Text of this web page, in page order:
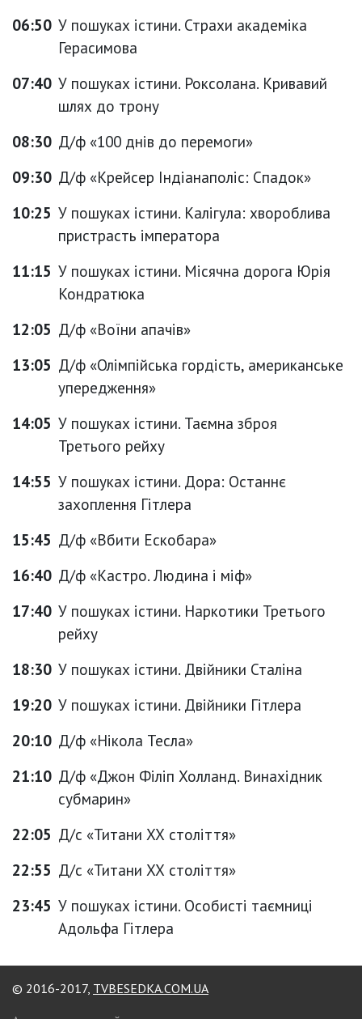
06:50 У пошуках істини. Страхи академіка
Герасимова
07:40 У пошуках істини. Роксолана. Кривавий
шлях до трону
08:30 Д/ф «100 днів до перемоги»
09:30 Д/ф «Крейсер Індіанаполіс: Спадок»
10:25 У пошуках істини. Калігула: хвороблива
пристрасть імператора
11:15 У пошуках істини. Місячна дорога Юрія
Кондратюка
12:05 Д/ф «Воїни апачів»
13:05 Д/ф «Олімпійська гордість, американське
упередження»
14:05 У пошуках істини. Таємна зброя
Третього рейху
14:55 У пошуках істини. Дора: Останнє
захоплення Гітлера
15:45 Д/ф «Вбити Ескобара»
16:40 Д/ф «Кастро. Людина і міф»
17:40 У пошуках істини. Наркотики Третього
рейху
18:30 У пошуках істини. Двійники Сталіна
19:20 У пошуках істини. Двійники Гітлера
20:10 Д/ф «Нікола Тесла»
21:10 Д/ф «Джон Філіп Холланд. Винахідник
субмарин»
22:05 Д/с «Титани ХХ століття»
22:55 Д/с «Титани ХХ століття»
23:45 У пошуках істини. Особисті таємниці
Адольфа Гітлера
© 2016-2017, TVBESEDKA.COM.UA